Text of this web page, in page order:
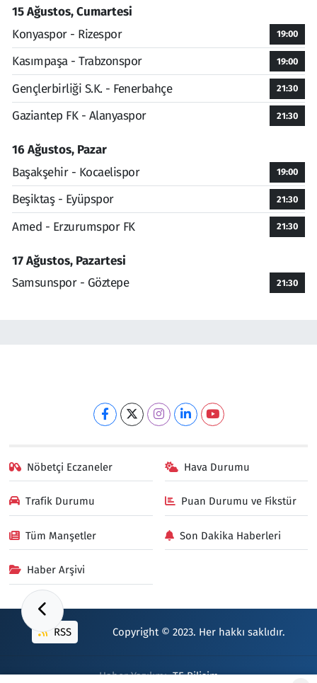
15 Ağustos, Cumartesi
Konyaspor - Rizespor
19:00
Kasımpaşa - Trabzonspor 19:00
Gençlerbirliği S.K. - Fenerbahçe 21:30
Gaziantep FK - Alanyaspor 21:30
16 Ağustos, Pazar
Başakşehir - Kocaelispor
19:00
Beşiktaş - Eyüpspor 21:30
Amed - Erzurumspor FK 21:30
17 Ağustos, Pazartesi
Samsunspor - Göztepe
21:30
Nöbetçi Eczaneler Hava Durumu
Trafik Durumu Puan Durumu ve Fikstür
Tüm Manşetler Son Dakika Haberleri
Haber Arşivi
RSS Copyright © 2023. Her hakkı saklıdır.
Haber Yazılımı:TE Bilişim